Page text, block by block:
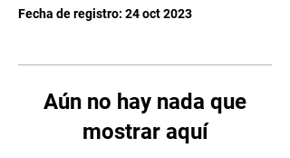
Fecha de registro: 24 oct 2023
Aún no hay nada que
mostrar aquí